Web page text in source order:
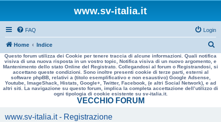
www.sv-italia.it
FAQ Login
Home Indice
e
r
a
Questo forum utilizza dei Cookie per tenere traccia di alcune informazioni. Quali notifica
visiva di una nuova risposta in un vostro topic, Notifica visiva di un nuovo argomento, e
Mantenimento dello stato Online del Registrato. Collegandosi al forum o Registrandosi, si
accettano queste condizioni. Sono inoltre presenti cookie di terze parti, esterni al
software phpBB, relativi a (titolo esemplificativo e non esaustivo) Google Adsense,
Youtube, ImageShack, Histats, Google+, Twitter, Facebook, (e altri Social Network), e ad
altri siti. La navigazione su questo forum, implica la completa accettazione dell’utilizzo di
ogni tipologia di cookie esistente su sv-italia.it.
VECCHIO FORUM
www.sv-italia.it - Registrazione